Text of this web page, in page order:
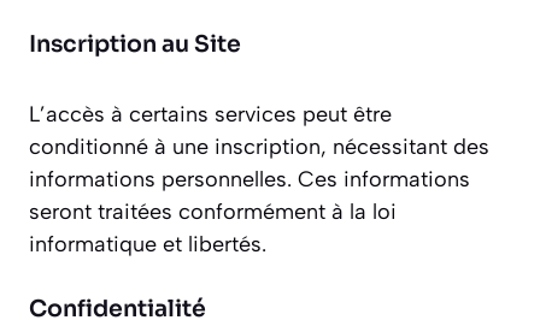
Inscription au Site
L’accès à certains services peut être
conditionné à une inscription, nécessitant des
informations personnelles. Ces informations
seront traitées conformément à la loi
informatique et libertés.
Confidentialité